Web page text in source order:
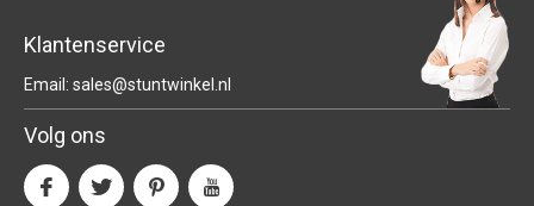
Klantenservice
Email: sales@stuntwinkel.nl
Volg ons